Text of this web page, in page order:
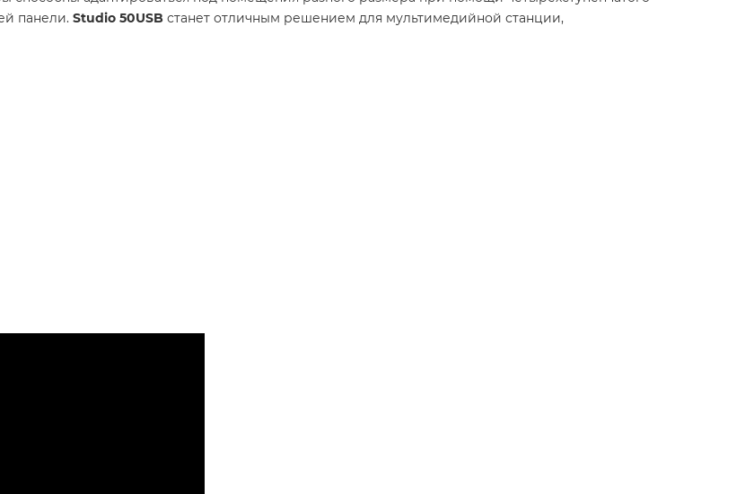
панели. Studio 50USB станет отличным решением для мультимедийной станции,